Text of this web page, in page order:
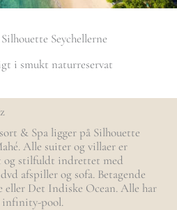
Seychellerne
i smukt naturreservat
& Spa ligger på Silhouette
Alle suiter og villaer er
og stilfuldt indrettet med
afspiller og sofa. Betagende
eller Det Indiske Ocean. Alle har
infinity-pool.